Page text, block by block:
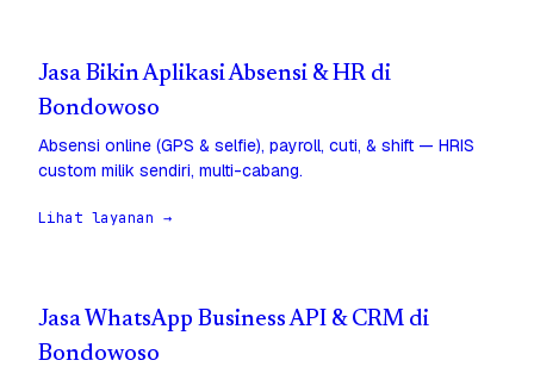
Jasa Bikin Aplikasi Absensi & HR di
Bondowoso
Absensi online (GPS & selfie), payroll, cuti, & shift — HRIS
custom milik sendiri, multi-cabang.
Lihat layanan →
Jasa WhatsApp Business API & CRM di
Bondowoso